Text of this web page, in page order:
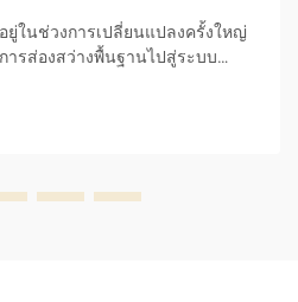
ในช่วงการเปลี่ยนแปลงครั้งใหญ่
รส่องสว่างพื้นฐานไปสู่ระบบ
รียบง่ายมากขึ้น และยานยนต์
ดอย่างเด่นชัด...